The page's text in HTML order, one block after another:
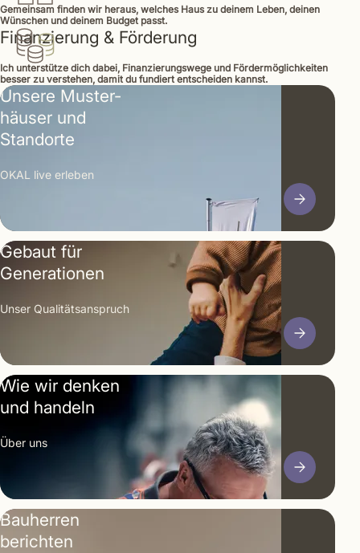
Gemeinsam finden wir heraus, welches Haus zu deinem Leben, deinen
Wünschen und deinem Budget passt.
Finanzierung & Förderung
Ich unterstütze dich dabei, Finanzierungswege und Fördermöglichkeiten
besser zu verstehen, damit du fundiert entscheiden kannst.
Unsere Muster­
häuser und
Standorte
OKAL live erleben
Gebaut für
Generationen
Unser Qualitäts­anspruch
Wie wir denken
und handeln
Über uns
Bauherren
berichten